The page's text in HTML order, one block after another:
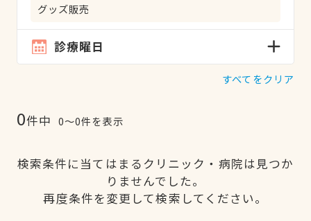
グッズ販売
診療曜日
すべてをクリア
0件中 0〜0件を表示
検索条件に当てはまるクリニック・病院は見つか
りませんでした。
再度条件を変更して検索してください。